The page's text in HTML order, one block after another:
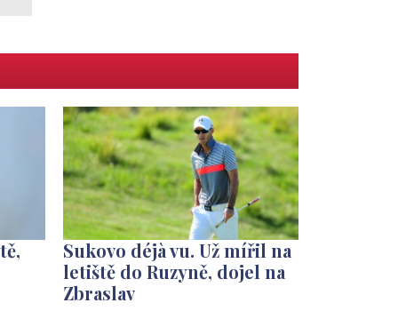
Sukovo déjà vu. Už mířil na
letiště do Ruzyně, dojel na
Zbraslav